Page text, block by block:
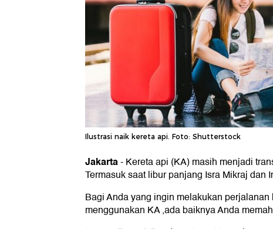
Ilustrasi naik kereta api. Foto: Shutterstock
Jakarta-Kereta api (KA) masih menjadi
Termasuk saat libur panjang Isra Mikraj dan
Bagi Anda yang ingin melakukan
menggunakan KA ,ada baiknya Anda